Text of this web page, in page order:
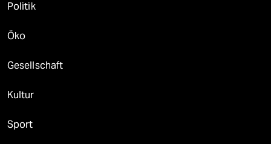
Politik
Öko
Gesellschaft
Kultur
Sport